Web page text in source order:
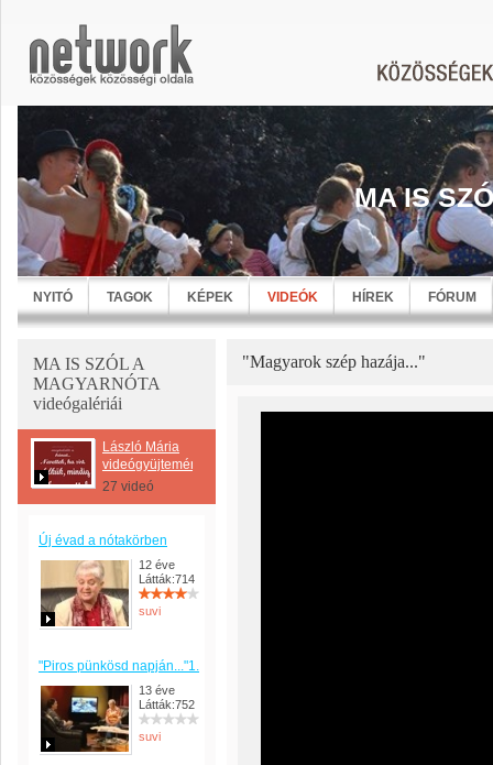
MA IS
NYITÓ TAGOK KÉPEK VIDEÓK HÍREK FÓRUM
MA IS SZÓL A
MAGYARNÓTA
videógalériái
László Mária
videógyüjtemény
27 videó
Új évad a nótakörben
12 éve
Látták:714
suvi
"Piros pünkösd napján..."1.
13 éve
Látták:752
suvi
"Magyarok szép hazája..."